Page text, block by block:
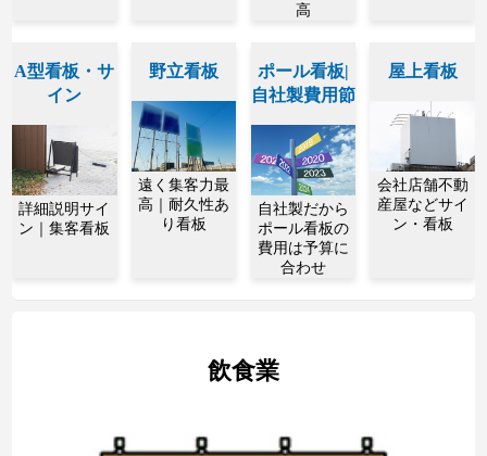
高
A型看板・サ
イン
詳細説明サイ
ン｜集客看板
野立看板
遠く集客力最
高｜耐久性あ
り看板
ポール看板|
自社製費用節
自社製だから
ポール看板の
費用は予算に
合わせ
屋上看板
会社店舗不動
産屋などサイ
ン・看板
飲食業